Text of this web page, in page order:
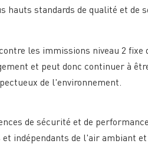
hauts standards de qualité et de
les immissions niveau 2
et peut donc continuer à
de l'environnement.
de sécurité et de
indépendants de l'air ambiant